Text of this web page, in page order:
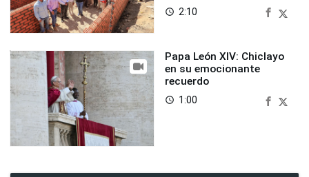
access_time 2:10
Papa León XIV: Chiclayo
en su emocionante
recuerdo
access_time 1:00